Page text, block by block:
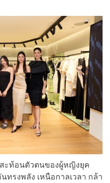
ะท้อนตัวตนของผู้หญิงยุค
รงพลัง เหนือกาลเวลา กล้า